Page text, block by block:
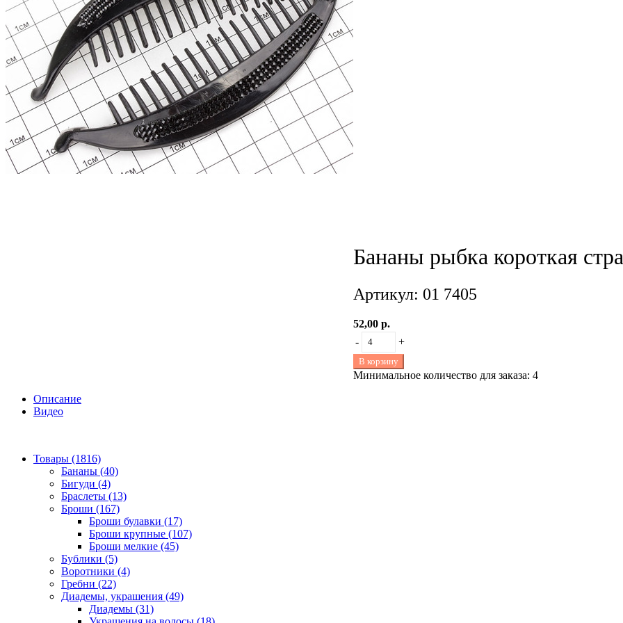
Бананы рыбка короткая
Артикул: 01 7405
52,00 р.
-
+
В корзину
Минимальное количество для заказа: 4
Описание
Видео
Товары (1816)
Бананы (40)
Бигуди (4)
Браслеты (13)
Броши (167)
Броши булавки (17)
Броши крупные (107)
Броши мелкие (45)
Бублики (5)
Воротники (4)
Гребни (22)
Диадемы, украшения (49)
Диадемы (31)